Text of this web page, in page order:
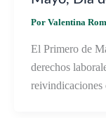
Por Valentina
El Primero de
derechos
reivindicaciones